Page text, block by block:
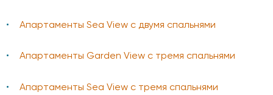
Апартаменты Sea View с двумя спальнями
Апартаменты Garden View с тремя спальнями
Апартаменты Sea View с тремя спальнями